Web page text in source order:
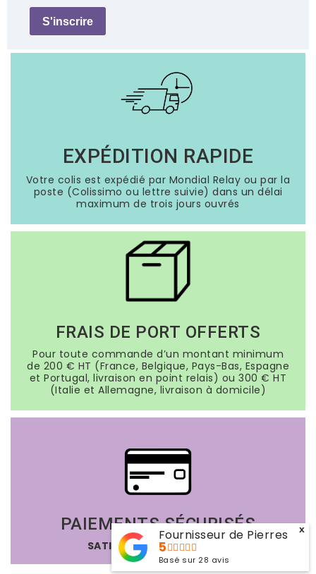
S'inscrire
EXPÉDITION RAPIDE
Votre colis est expédié par Mondial Relay ou par la
poste (Colissimo ou lettre suivie) dans un délai
maximum de trois jours ouvrés
FRAIS DE PORT OFFERTS
Pour toute commande d’un montant minimum
de 200 € HT (France, Belgique, Pays-Bas, Espagne
et Portugal, livraison en point relais) ou 300 € HT
(Italie et Allemagne, livraison à domicile)
PAIEMENTS SÉCURISÉS
SATISFAIT OU REMBOURSÉ
Fournisseur de Pierres
5
Basé sur 28 avis
x